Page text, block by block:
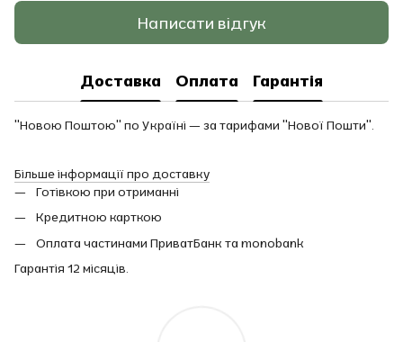
Написати відгук
Доставка Оплата Гарантія
"Новою Поштою" по Україні — за тарифами "Нової Пошти".
Більше інформації про доставку
Готівкою при отриманні
Кредитною карткою
Оплата частинами ПриватБанк та monobank
Гарантія 12 місяців.